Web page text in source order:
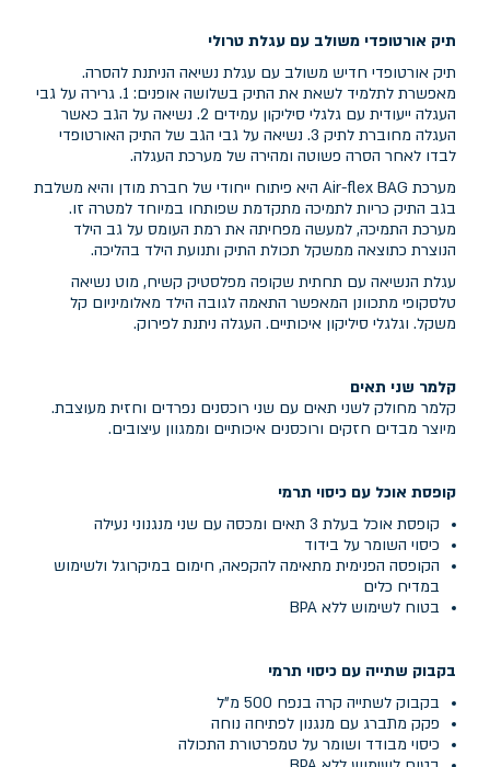
תיק אורטופדי משולב עם עגלת טרולי
תיק אורטופדי חדיש משולב עם עגלת נשיאה הניתנת להסרה.
מאפשרת לתלמיד לשאת את התיק בשלושה אופנים: 1. גרירה על גבי
העגלה ייעודית עם גלגלי סיליקון עמידים 2. נשיאה על הגב כאשר
העגלה מחוברת לתיק 3. נשיאה על גבי הגב של התיק האורטופדי
לבדו לאחר הסרה פשוטה ומהירה של מערכת העגלה.
מערכת Air-flex BAG היא פיתוח ייחודי של חברת מודן והיא משלבת
בגב התיק כריות לתמיכה מתקדמת שפותחו במיוחד למטרה זו.
מערכת התמיכה, למעשה מפחיתה את רמת העומס על גב הילד
הנוצרת כתוצאה ממשקל תכולת התיק ותנועת הילד בהליכה.
עגלת הנשיאה עם תחתית שקופה מפלסטיק קשיח, מוט נשיאה
טלסקופי מתכוונן המאפשר התאמה לגובה הילד מאלומיניום קל
משקל. וגלגלי סיליקון איכותיים. העגלה ניתנת לפירוק.
קלמר שני תאים
קלמר מחולק לשני תאים עם שני רוכסנים נפרדים וחזית מעוצבת.
מיוצר מבדים חזקים ורוכסנים איכותיים וממגוון עיצובים.
קופסת אוכל עם כיסוי תרמי
קופסת אוכל בעלת 3 תאים ומכסה עם שני מנגנוני נעילה
כיסוי השומר על בידוד
הקופסה הפנימית מתאימה להקפאה, חימום במיקרוגל ולשימוש
במדיח כלים
בטוח לשימוש ללא BPA
בקבוק שתייה עם כיסוי תרמי
בקבוק לשתייה קרה בנפח 500 מ"ל
פקק מתברג עם מנגנון לפתיחה נוחה
כיסוי מבודד ושומר על טמפרטורת התכולה